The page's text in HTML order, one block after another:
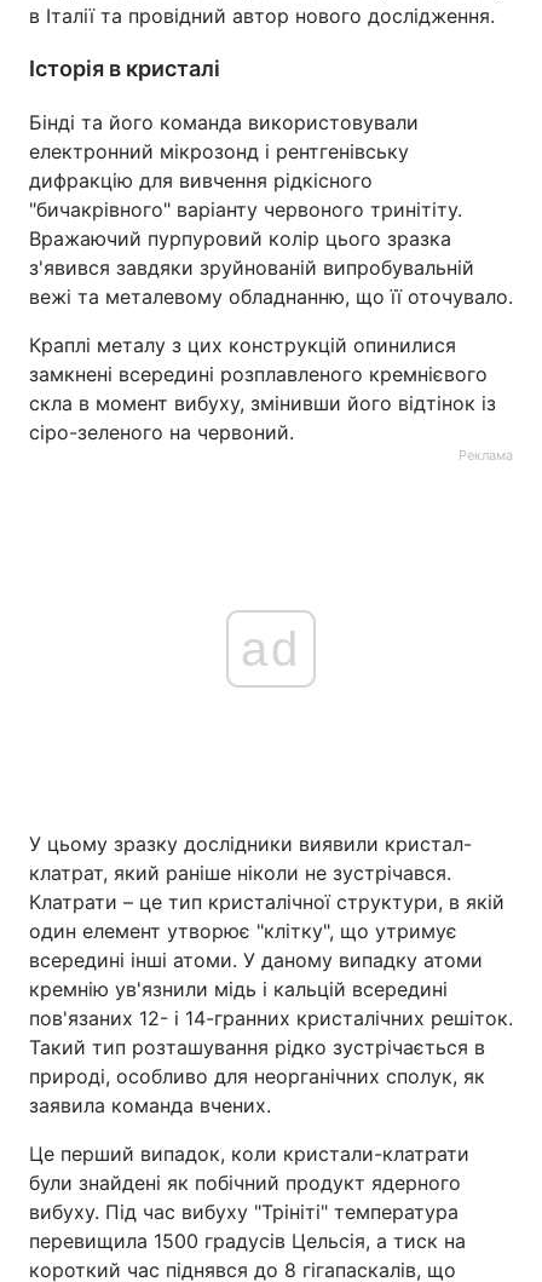
в Італії та провідний автор нового дослідження.
Історія в кристалі
Бінді та його команда використовували
електронний мікрозонд і рентгенівську
дифракцію для вивчення рідкісного
"бичакрівного" варіанту червоного тринітіту.
Вражаючий пурпуровий колір цього зразка
з'явився завдяки зруйнованій випробувальній
вежі та металевому обладнанню, що її оточувало.
Краплі металу з цих конструкцій опинилися
замкнені всередині розплавленого кремнієвого
скла в момент вибуху, змінивши його відтінок із
сіро-зеленого на червоний.
Реклама
ad
У цьому зразку дослідники виявили кристал-
клатрат, який раніше ніколи не зустрічався.
Клатрати – це тип кристалічної структури, в якій
один елемент утворює "клітку", що утримує
всередині інші атоми. У даному випадку атоми
кремнію ув'язнили мідь і кальцій всередині
пов'язаних 12- і 14-гранних кристалічних решіток.
Такий тип розташування рідко зустрічається в
природі, особливо для неорганічних сполук, як
заявила команда вчених.
Це перший випадок, коли кристали-клатрати
були знайдені як побічний продукт ядерного
вибуху. Під час вибуху "Трініті" температура
перевищила 1500 градусів Цельсія, а тиск на
короткий час піднявся до 8 гігапаскалів, що